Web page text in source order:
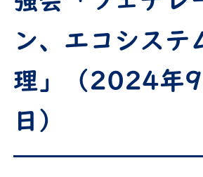
ン、エコシステ
理」（2024年
日）